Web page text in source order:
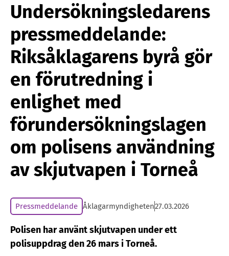
Undersökningsledarens
pressmeddelande:
Riksåklagarens byrå gör
en förutredning i
enlighet med
förundersökningslagen
om polisens användning
av skjutvapen i Torneå
Pressmeddelande Åklagarmyndigheten27.03.2026
Polisen har använt skjutvapen under ett
polisuppdrag den 26 mars i Torneå.